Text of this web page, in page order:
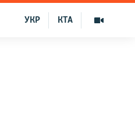
КТА
УКР